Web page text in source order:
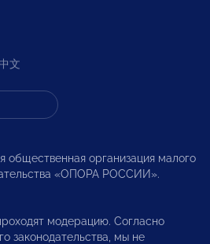
文
организация малого
«ОПОРА РОССИИ».
модерацию. Согласно
законодательства, мы не